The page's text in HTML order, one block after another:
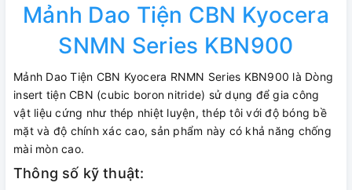
Mảnh Dao Tiện CBN Kyocera
SNMN Series KBN900
Mảnh Dao Tiện CBN Kyocera RNMN Series KBN900 là Dòng
insert tiện CBN (cubic boron nitride) sử dụng để gia công
vật liệu cứng như thép nhiệt luyện, thép tôi với độ bóng bề
mặt và độ chính xác cao, sản phẩm này có khả năng chống
mài mòn cao.
Thông số kỹ thuật: